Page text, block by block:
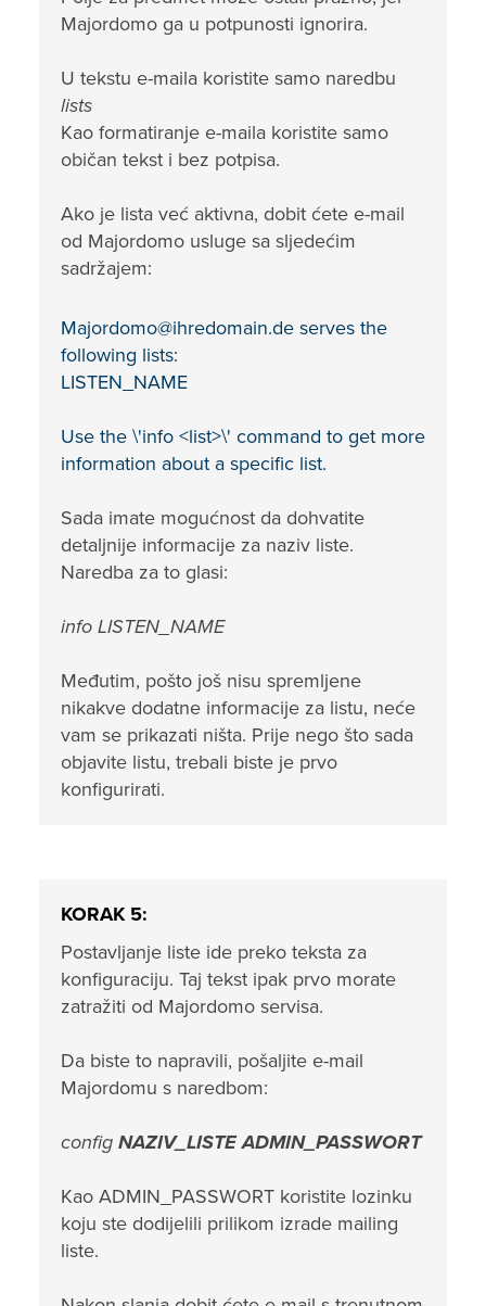
Majordomo ga u potpunosti ignorira.
U tekstu e-maila koristite samo naredbu
lists
Kao formatiranje e-maila koristite samo
običan tekst i bez potpisa.
Ako je lista već aktivna, dobit ćete e-mail
od Majordomo usluge sa sljedećim
sadržajem:
Majordomo@ihredomain.de serves the
following lists:
LISTEN_NAME
Use the \'info <list>\' command to get more
information about a specific list.
Sada imate mogućnost da dohvatite
detaljnije informacije za naziv liste.
Naredba za to glasi:
info LISTEN_NAME
Međutim, pošto još nisu spremljene
nikakve dodatne informacije za listu, neće
vam se prikazati ništa. Prije nego što sada
objavite listu, trebali biste je prvo
konfigurirati.
KORAK 5:
Postavljanje liste ide preko teksta za
konfiguraciju. Taj tekst ipak prvo morate
zatražiti od Majordomo servisa.
Da biste to napravili, pošaljite e-mail
Majordomu s naredbom:
config NAZIV_LISTE ADMIN_PASSWORT
Kao ADMIN_PASSWORT koristite lozinku
koju ste dodijelili prilikom izrade mailing
liste.